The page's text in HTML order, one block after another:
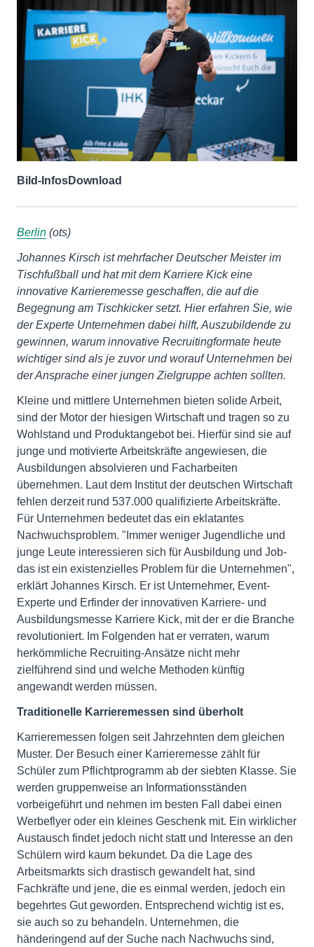
Bild-InfosDownload
Berlin (ots)
Johannes Kirsch ist mehrfacher Deutscher Meister im
Tischfußball und hat mit dem Karriere Kick eine
innovative Karrieremesse geschaffen, die auf die
Begegnung am Tischkicker setzt. Hier erfahren Sie, wie
der Experte Unternehmen dabei hilft, Auszubildende zu
gewinnen, warum innovative Recruitingformate heute
wichtiger sind als je zuvor und worauf Unternehmen bei
der Ansprache einer jungen Zielgruppe achten sollten.
Kleine und mittlere Unternehmen bieten solide Arbeit,
sind der Motor der hiesigen Wirtschaft und tragen so zu
Wohlstand und Produktangebot bei. Hierfür sind sie auf
junge und motivierte Arbeitskräfte angewiesen, die
Ausbildungen absolvieren und Facharbeiten
übernehmen. Laut dem Institut der deutschen Wirtschaft
fehlen derzeit rund 537.000 qualifizierte Arbeitskräfte.
Für Unternehmen bedeutet das ein eklatantes
Nachwuchsproblem. "Immer weniger Jugendliche und
junge Leute interessieren sich für Ausbildung und Job-
das ist ein existenzielles Problem für die Unternehmen",
erklärt Johannes Kirsch. Er ist Unternehmer, Event-
Experte und Erfinder der innovativen Karriere- und
Ausbildungsmesse Karriere Kick, mit der er die Branche
revolutioniert. Im Folgenden hat er verraten, warum
herkömmliche Recruiting-Ansätze nicht mehr
zielführend sind und welche Methoden künftig
angewandt werden müssen.
Traditionelle Karrieremessen sind überholt
Karrieremessen folgen seit Jahrzehnten dem gleichen
Muster. Der Besuch einer Karrieremesse zählt für
Schüler zum Pflichtprogramm ab der siebten Klasse. Sie
werden gruppenweise an Informationsständen
vorbeigeführt und nehmen im besten Fall dabei einen
Werbeflyer oder ein kleines Geschenk mit. Ein wirklicher
Austausch findet jedoch nicht statt und Interesse an den
Schülern wird kaum bekundet. Da die Lage des
Arbeitsmarkts sich drastisch gewandelt hat, sind
Fachkräfte und jene, die es einmal werden, jedoch ein
begehrtes Gut geworden. Entsprechend wichtig ist es,
sie auch so zu behandeln. Unternehmen, die
händeringend auf der Suche nach Nachwuchs sind,